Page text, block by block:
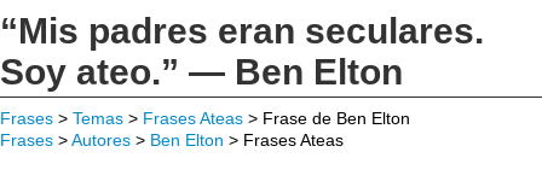
“Mis padres eran seculares.
Soy ateo.” — Ben Elton
Frases > Temas > Frases Ateas > Frase de Ben Elton
Frases >Autores > Ben Elton > Frases Ateas